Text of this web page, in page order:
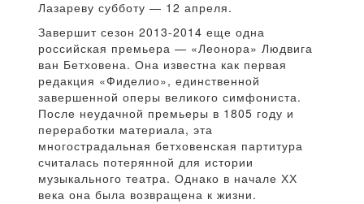
Лазареву субботу — 12 апреля.
Завершит сезон 2013-2014 еще одна
российская премьера — «Леонора» Людвига
ван Бетховена. Она известна как первая
редакция «Фиделио», единственной
завершенной оперы великого симфониста.
После неудачной премьеры в 1805 году и
переработки материала, эта
многострадальная бетховенская партитура
считалась потерянной для истории
музыкального театра. Однако в начале ХХ
века она была возвращена к жизни.